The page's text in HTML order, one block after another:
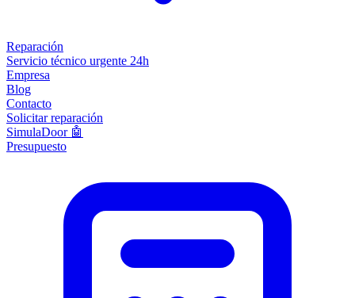
Reparación
Servicio técnico urgente 24h
Empresa
Blog
Contacto
Solicitar reparación
SimulaDoor 🤖
Presupuesto